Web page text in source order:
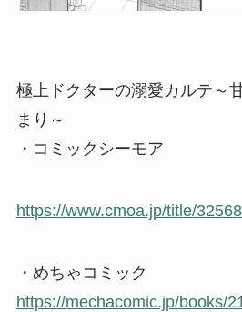
極上ドクターの溺愛カルテ～
まり～
・コミックシーモア
https://www.cmoa.jp/title/
・めちゃコミック
https://mechacomic.jp/books/